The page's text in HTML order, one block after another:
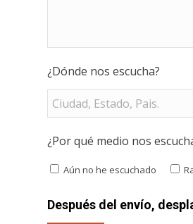
¿Dónde nos escucha?
¿Por qué medio nos
Aún no he escuchado
Después del envío,